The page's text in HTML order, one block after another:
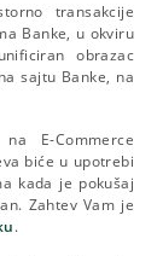
transakcije
Banke, u okviru
obrazac
sajtu Banke, na
E-Commerce
biće u upotrebi
kada je pokušaj
Zahtev Vam je
.